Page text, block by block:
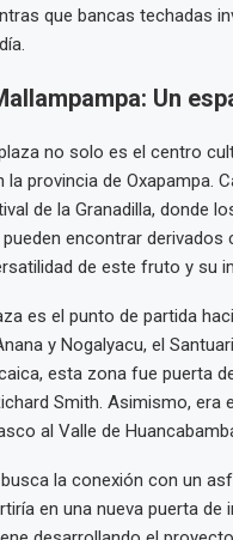
que bancas techadas
Un
no solo es el centro
la provincia de Oxapampa.
de la Granadilla, donde
encontrar
de este fruto y su
es el punto de partida
y Nogalyacu, el
esta zona fue puerta
Smith. Asimismo,
al Valle de
la conexión con un
en una nueva puerta